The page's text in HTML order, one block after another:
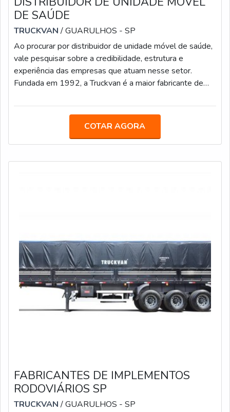
DE SAÚDE
TRUCKVAN/ GUARULHOS - SP
Ao procurar por distribuidor de unidade móvel de saúde,
vale pesquisar sobre a credibilidade, estrutura e
experiência das empresas que atuam nesse setor.
Fundada em 1992, a Truckvan é a maior fabricante de
colaboradores e uma sede de 60 mil² localizada na
Guarulhos.MAIS INFORMAÇÕES SOBRE O
PRODUTONo segmento de saúde, a empresa já
COTAR AGORA
FABRICANTES DE IMPLEMENTOS
RODOVIÁRIOS SP
TRUCKVAN/ GUARULHOS - SP